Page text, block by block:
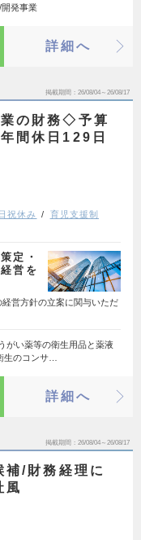
発事業
詳細へ
掲載期間 26/08/04～26/08/17
業の財務◇予算
間休日129日
祝休み
育児支援制
定・
営を
営方針の立案に関与いただ
がい薬等の衛生用品と薬液
生のコンサ…
詳細へ
掲載期間 26/08/04～26/08/17
補/財務経理に
風